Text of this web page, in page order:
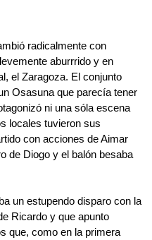
radicalmente con
aburrrido y en
el Zaragoza. El conjunto
Osasuna que parecía tener
ni una sóla escena
locales tuvieron sus
con acciones de Aimar
de Diogo y el balón besaba
un estupendo disparo con la
Ricardo y que apunto
que, como en la primera